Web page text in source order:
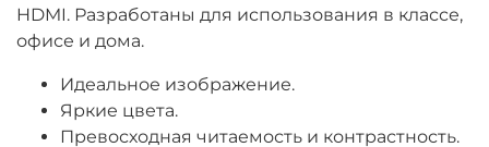
HDMI. Разработаны для использования в классе,
офисе и дома.
Идеальное изображение.
Яркие цвета.
Превосходная читаемость и контрастность.